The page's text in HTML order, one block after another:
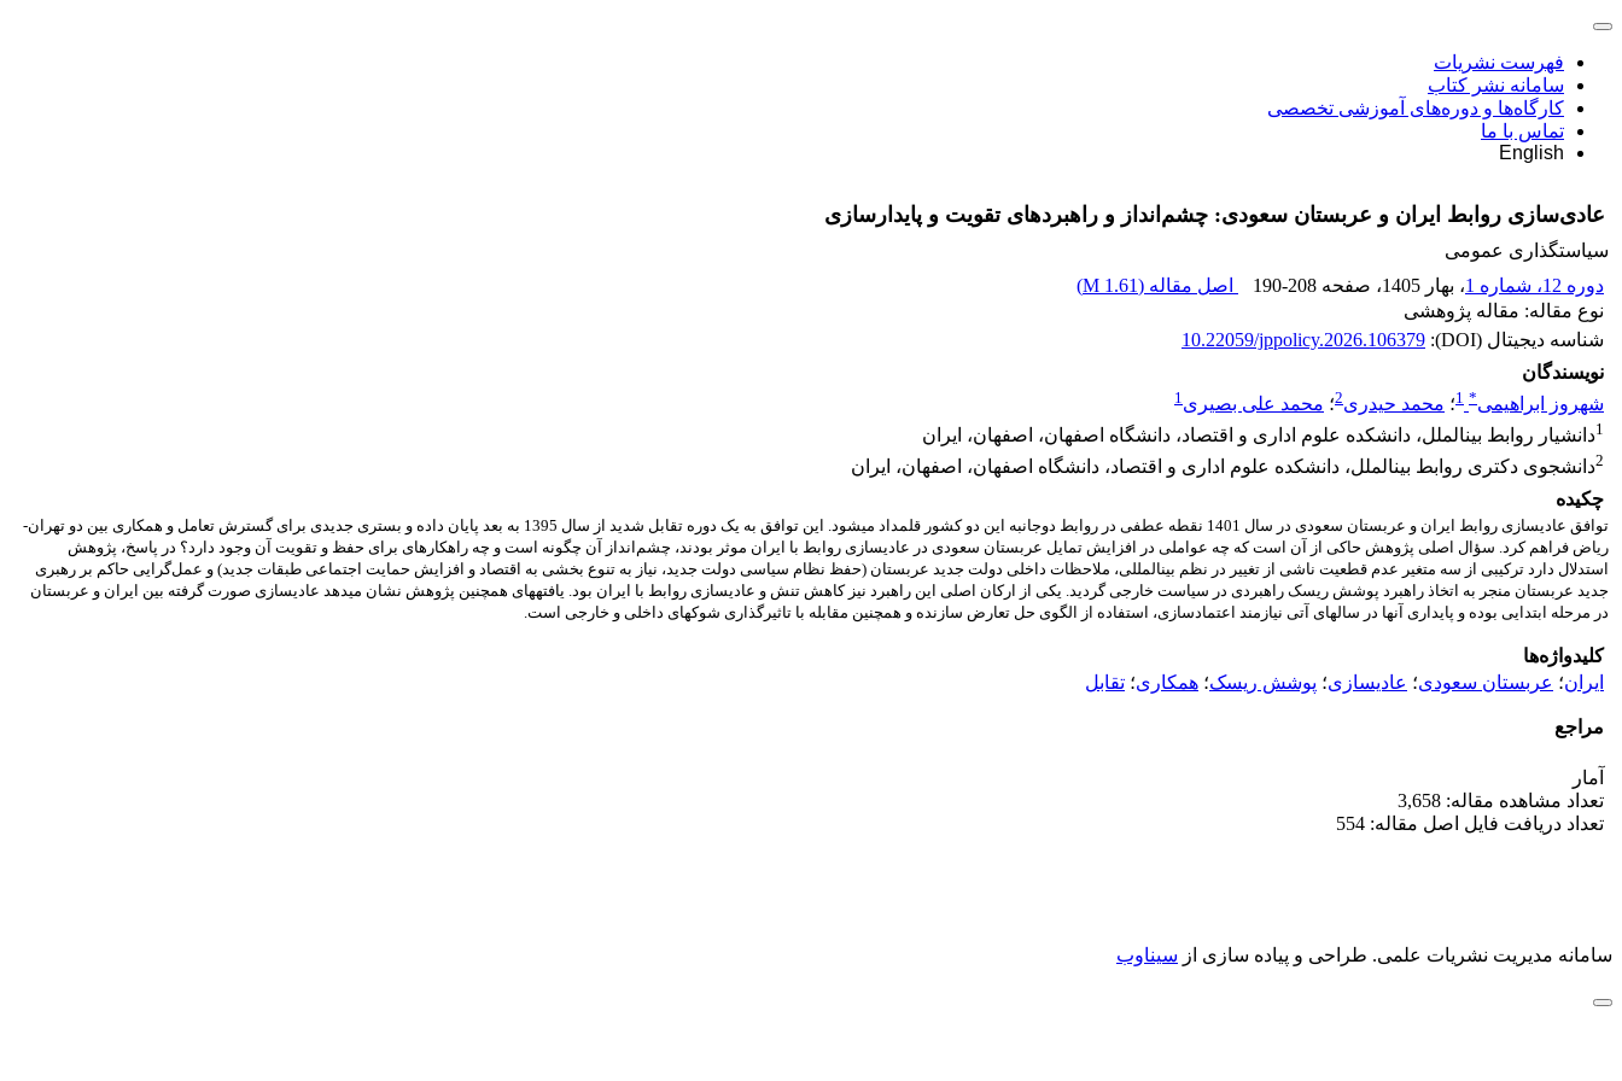
فهرست نشریات
سامانه نشر کتاب
کارگاه‌ها و دوره‌های آموزشی تخصصی
تماس با ما
English
عادی‌سازی روابط ایران و عربستان سعودی: چشم‌انداز و راهبردهای تقویت و پایدارسازی
سیاستگذاری عمومی
دوره 12، شماره 1
، بهار 1405 ، صفحه 190-208 اصل مقاله (1.61 M
)
نوع مقاله: مقاله پژوهشی
شناسه دیجیتال (DOI):
10.22059/jppolicy.2026.106379
نویسندگان
شهروز ابراهیمی*
1؛ محمد حیدری2؛ محمد علی بصیری1
1دانشیار روابط بین‎الملل، دانشکده علوم اداری و اقتصاد، دانشگاه اصفهان، اصفهان، ایران
2دانشجوی دکتری روابط بین‎الملل، دانشکده علوم اداری و اقتصاد، دانشگاه اصفهان، اصفهان، ایران
چکیده
توافق عادی‏سازی روابط ایران و عربستان سعودی در سال 1401 نقطه عطفی در روابط دوجانبه این دو کشور قلمداد می‏شود. این توافق به یک دوره تقابل شدید از سال 1395 به بعد پایان داده و بستری جدیدی برای گسترش تعامل و همکاری بین دو تهران-
ریاض فراهم کرد. سؤال اصلی پژوهش حاکی از آن است که چه عواملی در افزایش تمایل عربستان سعودی در عادی‏سازی روابط با ایران موثر بودند، چشم انداز آن چگونه است و چه راهکارهای برای حفظ و تقویت آن وجود دارد؟ در پاسخ، پژوهش
استدلال دارد ترکیبی از سه متغیر عدم قطعیت ناشی از تغییر در نظم بین‏المللی، ملاحظات داخلی دولت جدید عربستان (حفظ نظام سیاسی دولت جدید، نیاز به تنوع بخشی به اقتصاد و افزایش حمایت اجتماعی طبقات جدید) و عمل‌گرایی حاکم بر رهبری
جدید عربستان منجر به اتخاذ راهبرد پوشش ریسک راهبردی در سیاست خارجی گردید. یکی از ارکان اصلی این راهبرد نیز کاهش تنش و عادی‏سازی روابط با ایران بود. یافته‏های همچنین پژوهش نشان می‏دهد عادی‏سازی صورت گرفته بین ایران و عربستان
در مرحله ابتدایی بوده و پایداری آن‏ها در سال‏های آتی نیازمند اعتمادسازی، استفاده از الگوی حل تعارض سازنده و همچنین مقابله با تاثیرگذاری شوک‏های داخلی و خارجی است.
کلیدواژه‌ها
ایران؛ عربستان سعودی؛ عادی‏سازی؛ پوشش ریسک؛ همکاری؛ تقابل
مراجع
آمار
تعداد مشاهده مقاله: 3,658
تعداد دریافت فایل اصل مقاله: 554
سامانه مدیریت نشریات علمی. طراحی و پیاده سازی از سیناوب